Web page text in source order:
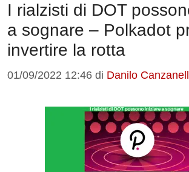
I rialzisti di DOT
a sognare – Polkadot
invertire la rotta
01/09/2022 12:46 di Danilo